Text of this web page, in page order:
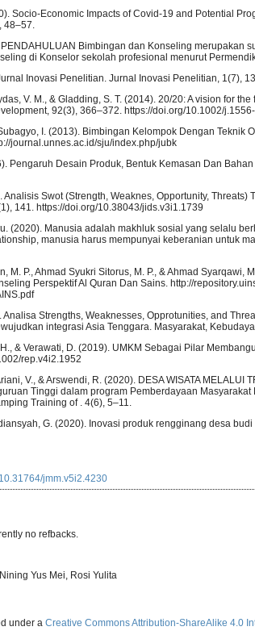
Socio-Economic Impacts of Covid-19 and Potential
48–57.
Bimbingan dan Konseling merupakan
di Konselor sekolah profesional menurut
Inovasi Penelitian. Jurnal Inovasi Penelitian, 1(7),
V. M., & Gladding, S. T. (2014). 20/20: A vision for
92(3), 366–372. https://doi.org/10.1002/
I. (2013). Bimbingan Kelompok Dengan
journal.unnes.ac.id/sju/index.php/jubk
Pengaruh Desain Produk, Bentuk Kemasan Dan
Analisis Swot (Strength, Weaknes, Opportunity,
141. https://doi.org/10.38043/jids.v3i1.1739
(2020). Manusia adalah makhluk sosial yang selalu
manusia harus mempunyai keberanian untuk
M. P., Ahmad Syukri Sitorus, M. P., & Ahmad
Perspektif Al Quran Dan Sains. http://
Analisa Strengths, Weaknesses, Opprotunities, and
integrasi Asia Tenggara. Masyarakat,
& Verawati, D. (2019). UMKM Sebagai Pilar
rep.v4i2.1952
V., & Arswendi, R. (2020). DESA WISATA
Tinggi dalam program Pemberdayaan
Training of . 4(6), 5–11.
G. (2020). Inovasi produk rengginang desa
jmm.v5i2.4230
no refbacks.
Yus Mei, Rosi Yulita
under a Creative Commons Attribution-ShareAlike 4.0